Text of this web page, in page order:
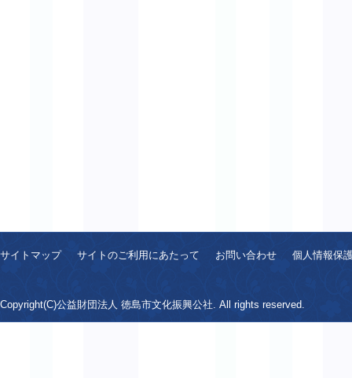
サイトマップ サイトのご利用にあたって お問い合わせ 個人情報保
Copyright(C)公益財団法人 徳島市文化振興公社. All rights reserved.